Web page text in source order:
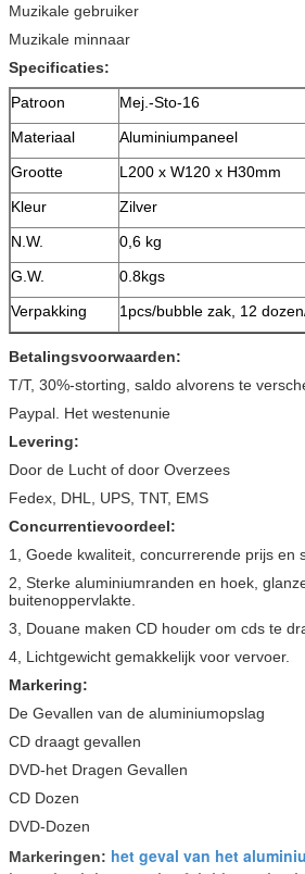
Muzikale gebruiker
Muzikale minnaar
Specificaties:
Patroon
Mej.-Sto-16
Materiaal
Aluminiumpaneel
Grootte
L200 x W120 x H30mm
Kleur
Zilver
N.W.
0,6 kg
G.W.
0.8kgs
Verpakking
1pcs/bubble zak, 12
Betalingsvoorwaarden:
T/T, 30%-storting, saldo alvorens te
Paypal. Het westenunie
Levering:
Door de Lucht of door Overzees
Fedex, DHL, UPS, TNT, EMS
Concurrentievoordeel:
1, Goede kwaliteit, concurrerende prijs en
2, Sterke aluminiumranden en hoek,
buitenoppervlakte.
3, Douane maken CD houder om cds te
4, Lichtgewicht gemakkelijk voor vervoer.
Markering:
De Gevallen van de aluminiumopslag
CD draagt gevallen
DVD-het Dragen Gevallen
CD Dozen
DVD-Dozen
Markeringen: het geval van het